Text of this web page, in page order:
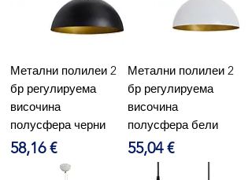
Метални полилеи 2
бр регулируема
височина
полусфера черни
Цена
58,16 €
Метални полилеи 2
бр регулируема
височина
полусфера бели
Цена
55,04 €